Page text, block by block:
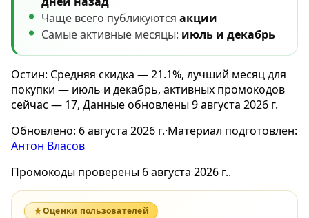
Чаще всего публикуются акции
Самые активные месяцы: июль и декабрь
Остин: Средняя скидка — 21.1%, лучший месяц для
покупки — июль и декабрь, активных промокодов
сейчас — 17, Данные обновлены 9 августа 2026 г.
Обновлено: 6 августа 2026 г.·Материал подготовлен:
Антон Власов
Промокоды проверены 6 августа 2026 г..
Оценки пользователей